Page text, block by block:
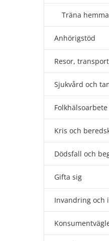
Träna
Anhörigstöd
Resor,
Sjukvård och
Folkhälsoarbete
Kris och
Dödsfall och
Gifta sig
Invandring och